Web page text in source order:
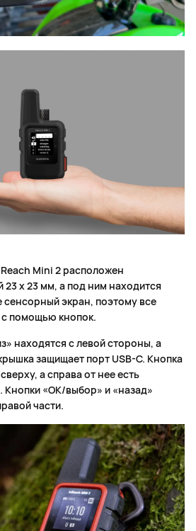
Mini 2 расположен
x 23 мм, а под ним находится
экран, поэтому все
помощью кнопок.
находятся с левой стороны, а
защищает порт USB-C. Кнопка
а справа от нее есть
Кнопки «ОК/выбор» и «назад»
части.